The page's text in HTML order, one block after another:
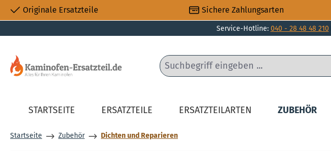
Hauptinhalt springen
Zur Suche springen
Zur Hauptnavigation springen
Originale Ersatzteile Sichere Zahlungsarten
Service-Hotline: 040 - 28 48 48 210
STARTSEITE ERSATZTEILE ERSATZTEILARTEN ZUBEHÖR
Startseite Zubehör Dichten und Reparieren